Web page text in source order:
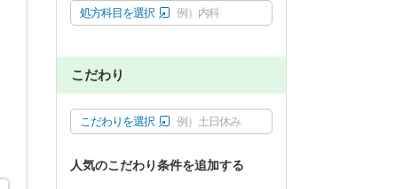
処方科目を選択 例）内科
こだわり
こだわりを選択 例）土日休み
人気のこだわり条件を追加する